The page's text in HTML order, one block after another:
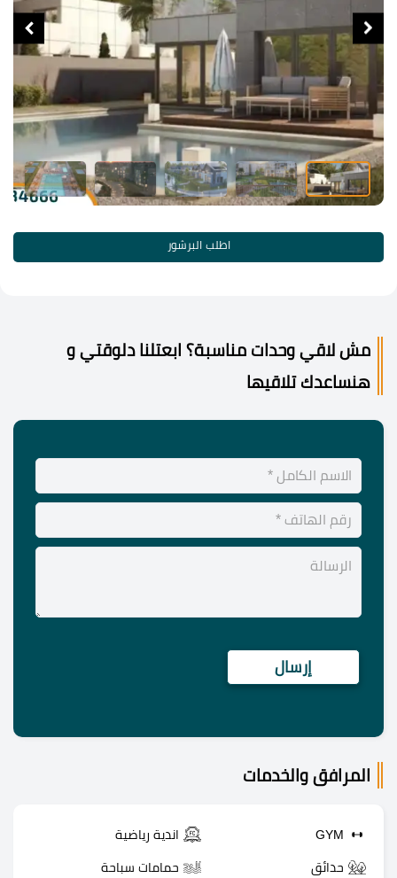
اطلب البرشور
مش لاقي وحدات مناسبة؟ ابعتلنا دلوقتي و
هنساعدك تلاقيها
المرافق والخدمات
GYM اندية رياضية
حدائق حمامات سباحة